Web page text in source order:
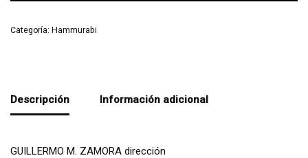
Categoría: Hammurabi
Descripción Información adicional
GUILLERMO M. ZAMORA dirección